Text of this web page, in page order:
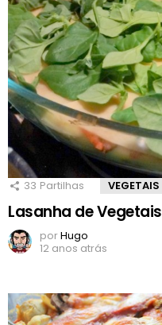
33 Partilhas VEGETAIS
Lasanha de Vegetais
porHugo
12 anos atrás